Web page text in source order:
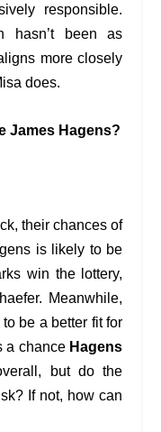
responsible.
hasn’t been as
more closely
does.
James Hagens?
their chances of
is likely to be
win the lottery,
Meanwhile,
to be a better fit for
a chance Hagens
but do the
If not, how can